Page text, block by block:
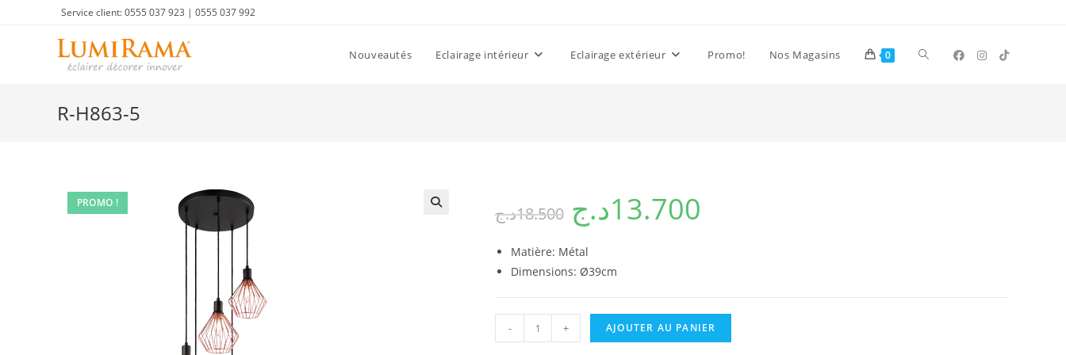
Service client: 0555 037 923 | 0555 037 992
Nouveautés Eclairage intérieur Eclairage extérieur Promo! Nos Magasins 0 Toggle
R-H863-5
PROMO !
18.500د.ج 13.700د.ج
Matière: Métal
Dimensions: Ø39cm
quantité
de
- + AJOUTER AU PANIER